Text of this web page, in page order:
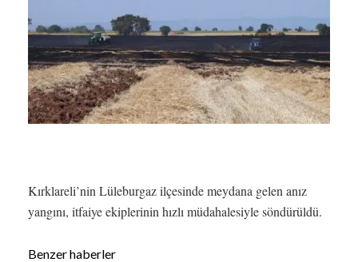
Kırklareli’nin Lüleburgaz ilçesinde meydana gelen anız
yangını, itfaiye ekiplerinin hızlı müdahalesiyle söndürüldü.
Benzer haberler